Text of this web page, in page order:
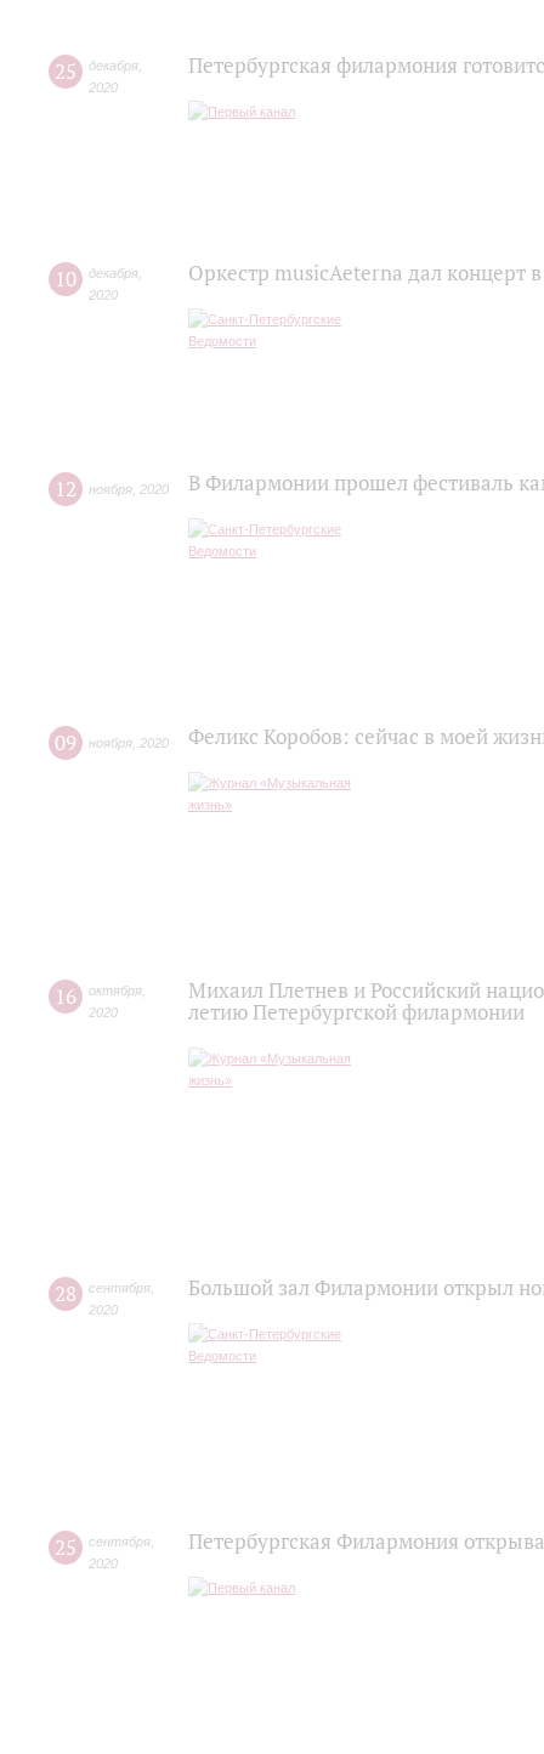
25 декабря
2020
Петербургская филармония
10 декабря
2020
Оркестр musicAeterna дал концерт
12 ноября 2020 В Филармонии прошел фестиваль
09 ноября 2020 Феликс Коробов: сейчас в моей
16 октября
2020
Михаил Плетнев и Российский
летию Петербургской филармонии
28 сентября
2020
Большой зал Филармонии открыл
25 сентября
2020
Петербургская Филармония